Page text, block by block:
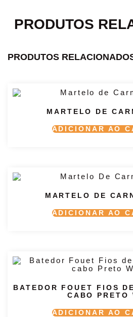
PRODUTOS
PRODUTOS
MARTELO DE
ADICIONAR AO
MARTELO DE
ADICIONAR AO
BATEDOR FOUET FIOS
CABO PRETO
ADICIONAR AO